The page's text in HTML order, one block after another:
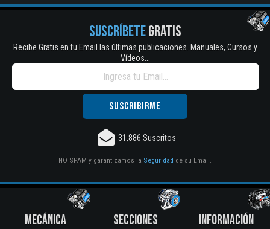
SUSCRÍBETEGRATIS
Recibe Gratis en tu Email las últimas publicaciones. Manuales, Cursos y
Vídeos...
31,886 Suscritos
NO SPAM y garantizamos la Seguridad de su Email.
MECÁNICA
SECCIONES
INFORMACIÓN